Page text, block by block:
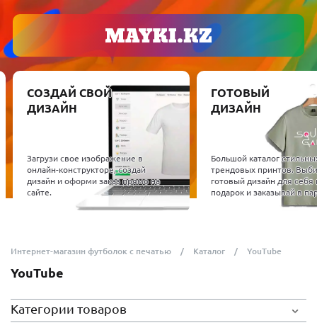
СОЗДАЙ СВОЙ
ДИЗАЙН
Загрузи свое изображение в
онлайн-конструкторе, создай
дизайн и оформи заказ прямо на
сайте.
ГОТОВЫЙ
ДИЗАЙН
Большой каталог
трендовых принтов.
готовый дизайн для себя
подарок и заказывай в
Интернет-магазин футболок с печатью Каталог YouTube
YouTube
Категории товаров